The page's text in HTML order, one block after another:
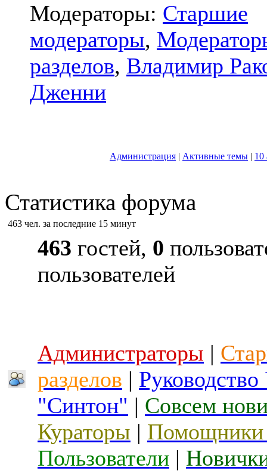
Модераторы: Старшие
модераторы,
разделов, Владимир
Дженни
Администрация | Активные темы | 10
Статистика форума
463 чел. за последние 15 минут
463 гостей, 0
пользователей
Администраторы |
разделов |
"Синтон" | Совсем
Кураторы | Помощники
Пользователи |